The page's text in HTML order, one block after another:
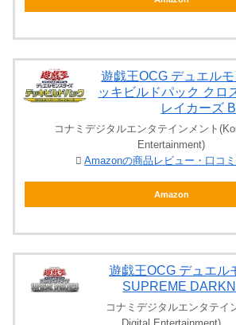
遊戯王OCG デュエル
ッキビルドパック クロ
レイカーズ
コナミデジタルエンタテインメント
Entertainment)
Amazonの商品レビュー・口コ
Amazon
遊戯王OCG デュエル
SUPREME
コナミデジタルエンタテイ